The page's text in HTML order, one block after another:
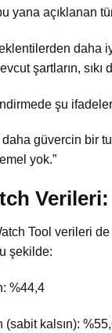
yana açıklanan
daha
şartların,
şu
daha güvercin
yok.”
Tool verileri
şekilde:
%44,4
kalsın):